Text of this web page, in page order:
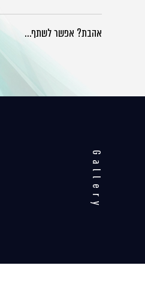
אהבת? אפשר לשתף…
Gallery